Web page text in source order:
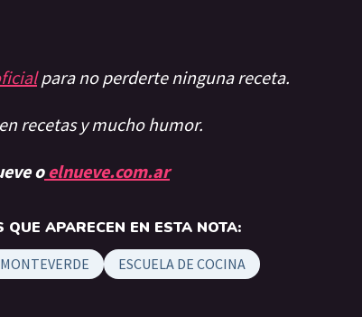
para no perderte ninguna receta.
recetas y mucho humor.
o elnueve.com.ar
QUE APARECEN EN ESTA NOTA:
ESCUELA DE COCINA